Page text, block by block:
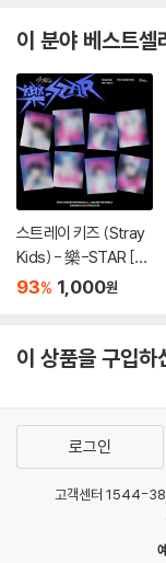
이 분야 베스트셀
스트레이 키즈 (Stray
Kids) - 樂-STAR [P
OSTCARD VER.][8
93% 1,000원
이 상품을 구입하
로그인
고객센터 1544-